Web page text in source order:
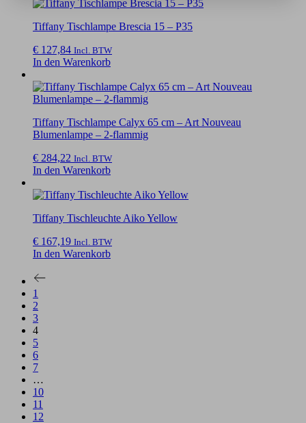
Tiffany Tischlampe Brescia 15 – P35
€ 127,84 Incl. BTW
In den Warenkorb
Tiffany Tischlampe Calyx 65 cm – Art Nouveau
Blumenlampe – 2-flammig
€ 284,22 Incl. BTW
In den Warenkorb
Tiffany Tischleuchte Aiko Yellow
€ 167,19 Incl. BTW
In den Warenkorb
1
2
3
4
5
6
7
…
10
11
12